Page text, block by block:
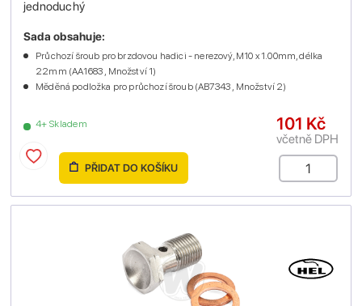
jednoduchý
4+ Skladem
Sada obsahuje:
Průchozí šroub pro brzdovou hadici - nerezový, M10 x 1.00mm, délka
22mm (AA1683 , Množství 1)
Měděná podložka pro průchozí šroub (AB7343 , Množství 2)
101 Kč
včetně DPH
PŘIDAT DO KOŠÍKU